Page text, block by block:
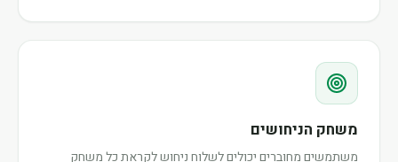
משחק הניחושים
משתמשים מחוברים יכולים לשלוח ניחוש לקראת כל משחק